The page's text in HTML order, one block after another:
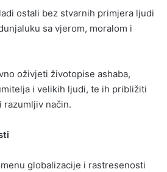
ostali bez stvarnih primjera ljudi
sa vjerom, moralom i
oživjeti životopise ashaba,
i velikih ljudi, te ih približiti
razumljiv način.
globalizacije i rastresenosti